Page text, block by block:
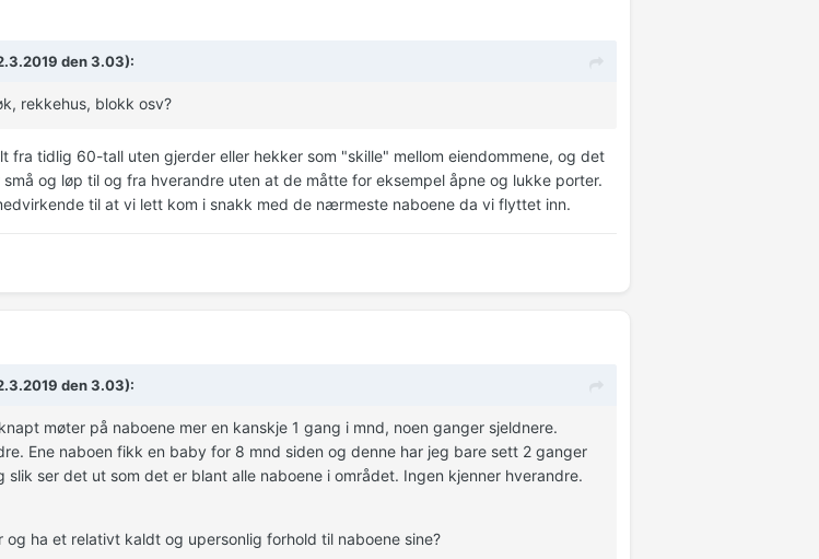
den 3.03):
rekkehus, blokk osv?
fra tidlig 60-tall uten gjerder eller hekker som "skille" mellom eiendommene, og det
og løp til og fra hverandre uten at de måtte for eksempel åpne og lukke porter.
til at vi lett kom i snakk med de nærmeste naboene da vi flyttet inn.
den 3.03):
møter på naboene mer en kanskje 1 gang i mnd, noen ganger sjeldnere.
Ene naboen fikk en baby for 8 mnd siden og denne har jeg bare sett 2 ganger
slik ser det ut som det er blant alle naboene i området. Ingen kjenner hverandre.
ha et relativt kaldt og upersonlig forhold til naboene sine?